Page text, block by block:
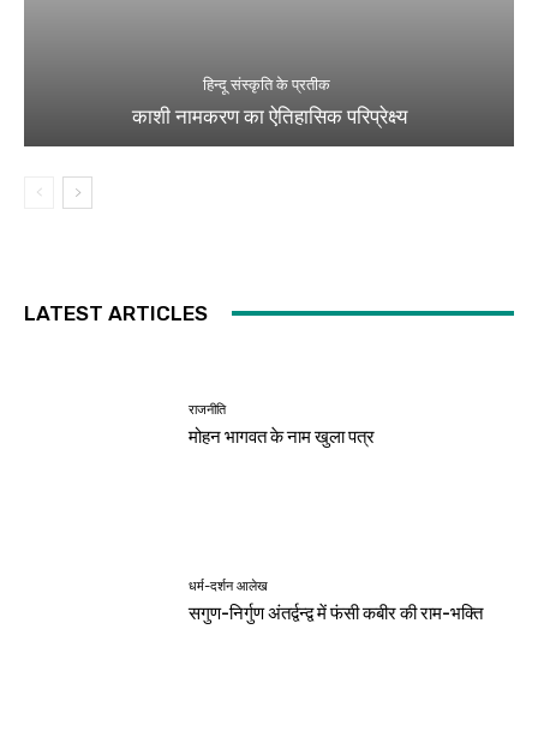
हिन्दू संस्कृति के प्रतीक
काशी नामकरण का ऐतिहासिक परिप्रेक्ष्य
LATEST ARTICLES
राजनीति
मोहन भागवत के नाम खुला पत्र
धर्म-दर्शन आलेख
सगुण-निर्गुण अंतर्द्वन्द्व में फंसी कबीर की राम-भक्ति